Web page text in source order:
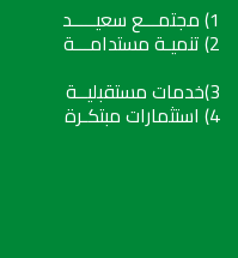
1) مجتمـــع سعيـــــد
2) تنميـة مستدامـــة
3)خدمات مستقبليــة
4) استثمارات مبتكـرة